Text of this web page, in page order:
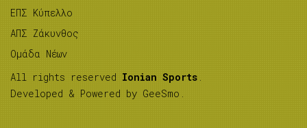
ΕΠΣ Κύπελλο
ΑΠΣ Ζάκυνθος
Ομάδα Νέων
All rights reserved Ionian Sports .
Developed & Powered by GeeSmo .